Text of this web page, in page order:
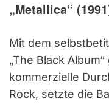
„Metallica“
Mit dem
„The Black
kommerzielle
Rock, setzte die